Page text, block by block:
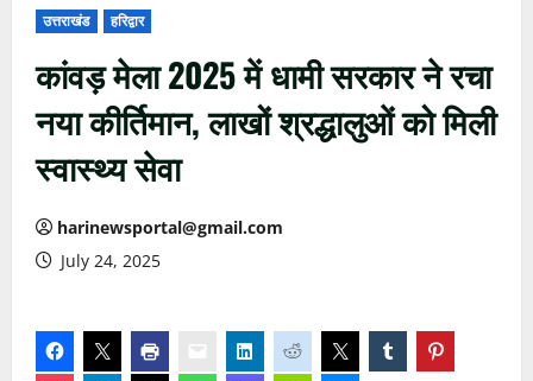
उत्तराखंड हरिद्वार
कांवड़ मेला 2025 में धामी सरकार ने रचा
नया कीर्तिमान, लाखों श्रद्धालुओं को मिली
स्वास्थ्य सेवा
harinewsportal@gmail.com
July 24, 2025